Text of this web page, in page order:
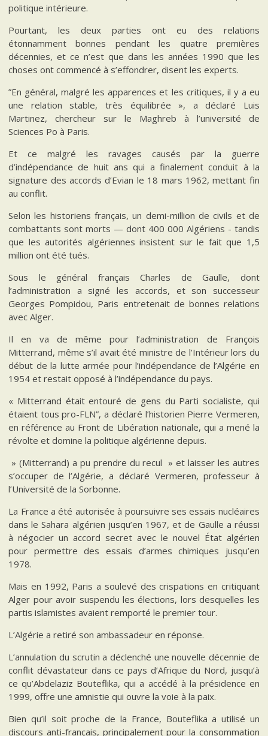
politique intérieure.
Pourtant, les deux parties ont eu des relations
étonnamment bonnes pendant les quatre premières
décennies, et ce n’est que dans les années 1990 que les
choses ont commencé à s’effondrer, disent les experts.
”En général, malgré les apparences et les critiques, il y a eu
une relation stable, très équilibrée », a déclaré Luis
Martinez, chercheur sur le Maghreb à l’université de
Sciences Po à Paris.
Et ce malgré les ravages causés par la guerre
d’indépendance de huit ans qui a finalement conduit à la
signature des accords d’Evian le 18 mars 1962, mettant fin
au conflit.
Selon les historiens français, un demi-million de civils et de
combattants sont morts — dont 400 000 Algériens - tandis
que les autorités algériennes insistent sur le fait que 1,5
million ont été tués.
Sous le général français Charles de Gaulle, dont
l’administration a signé les accords, et son successeur
Georges Pompidou, Paris entretenait de bonnes relations
avec Alger.
Il en va de même pour l’administration de François
Mitterrand, même s’il avait été ministre de l’Intérieur lors du
début de la lutte armée pour l’indépendance de l’Algérie en
1954 et restait opposé à l’indépendance du pays.
« Mitterrand était entouré de gens du Parti socialiste, qui
étaient tous pro-FLN”, a déclaré l’historien Pierre Vermeren,
en référence au Front de Libération nationale, qui a mené la
révolte et domine la politique algérienne depuis.
» (Mitterrand) a pu prendre du recul » et laisser les autres
s’occuper de l’Algérie, a déclaré Vermeren, professeur à
l’Université de la Sorbonne.
La France a été autorisée à poursuivre ses essais nucléaires
dans le Sahara algérien jusqu’en 1967, et de Gaulle a réussi
à négocier un accord secret avec le nouvel État algérien
pour permettre des essais d’armes chimiques jusqu’en
1978.
Mais en 1992, Paris a soulevé des crispations en critiquant
Alger pour avoir suspendu les élections, lors desquelles les
partis islamistes avaient remporté le premier tour.
L’Algérie a retiré son ambassadeur en réponse.
L’annulation du scrutin a déclenché une nouvelle décennie de
conflit dévastateur dans ce pays d’Afrique du Nord, jusqu’à
ce qu’Abdelaziz Bouteflika, qui a accédé à la présidence en
1999, offre une amnistie qui ouvre la voie à la paix.
Bien qu’il soit proche de la France, Bouteflika a utilisé un
discours anti-français, principalement pour la consommation